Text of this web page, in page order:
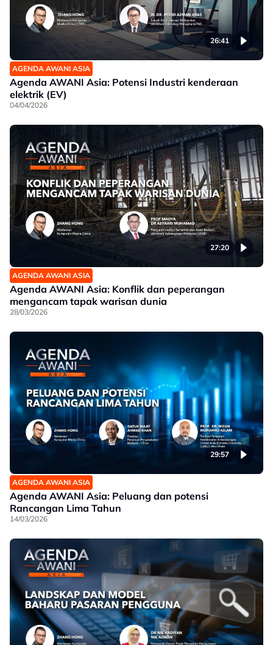
26:41
AGENDA AWANI ASIA
Agenda AWANI Asia: Potensi Industri kenderaan
elektrik (EV)
04/04/2026
27:20
AGENDA AWANI ASIA
Agenda AWANI Asia: Konflik dan peperangan
mengancam tapak warisan dunia
28/03/2026
29:57
AGENDA AWANI ASIA
Agenda AWANI Asia: Peluang dan potensi
Rancangan Lima Tahun
14/03/2026